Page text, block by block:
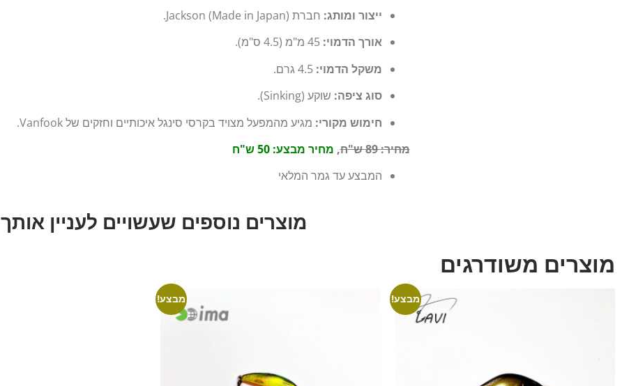
ייצור ומותג: חברת Jackson (Made in Japan).
אורך הדמוי: 45 מ"מ (4.5 ס"מ).
משקל הדמוי: 4.5 גרם.
סוג ציפה: שוקע (Sinking).
חימוש מקורי: מגיע מהמפעל מצויד בקרסי סינגל איכותיים וחזקים של Vanfook.
מחיר:89 ש"ח , מחיר מבצע: 50 ש"ח
המבצע עד גמר המלאי
מוצרים נוספים שעשויים לעניין אותך
מוצרים משודרגים
מבצע! מבצע!